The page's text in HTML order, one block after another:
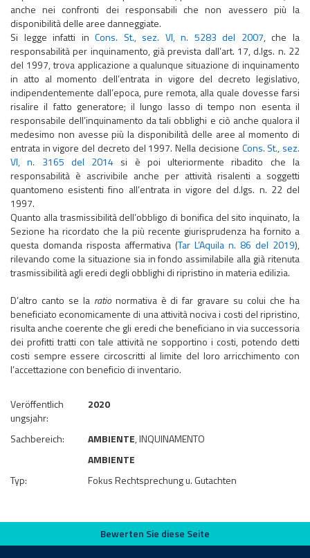
anche nei confronti dei responsabili che non avessero più la
disponibilità delle aree danneggiate.
Si legge infatti inCons. St., sez. VI, n. 5283 del 2007, che la
responsabilità per inquinamento, già prevista dall’art. 17, d.lgs. n. 22
del 1997, trova applicazione a qualunque situazione di inquinamento
in atto al momento dell’entrata in vigore del decreto legislativo,
indipendentemente dall’epoca, pure remota, alla quale dovesse farsi
risalire il fatto generatore; il lungo lasso di tempo non esenta il
responsabile dell’inquinamento da tali obblighi e ciò anche qualora il
medesimo non avesse più la disponibilità delle aree al momento di
entrata in vigore del decreto del 1997. Nella decisione Cons. St., sez.
VI, n. 3165 del 2014 si è poi ulteriormente ribadito che la
responsabilità è ascrivibile anche per attività risalenti a soggetti
quantomeno esistenti fino all’entrata in vigore del d.lgs. n. 22 del
1997.
Quanto alla trasmissibilità dell’obbligo di bonifica del sito inquinato, la
Sezione ha ricordato che la più recente giurisprudenza ha fornito a
questa domanda risposta affermativa (Tar L’Aquila n. 86 del 2019),
rilevando come la situazione sia in fondo assimilabile alla già ritenuta
trasmissibilità agli eredi degli obblighi di ripristino in materia edilizia.
D’altro canto se larationormativa è di far gravare su colui che ha
beneficiato economicamente di una attività nociva i costi del ripristino,
risulta anche coerente che gli eredi che beneficiano in via successoria
dei profitti tratti con tale attività ne sopportino i costi, potendo detti
costi sempre essere circoscritti al limite del loro arricchimento con
l’accettazione con beneficio di inventario.
Veröffentlich
ungsjahr:
2020
Sachbereich: AMBIENTE, INQUINAMENTO
AMBIENTE
Typ:
Fokus Rechtsprechung u. Gutachten
Bewerten Sie diese Seite
Bewerten Sie diese Seite